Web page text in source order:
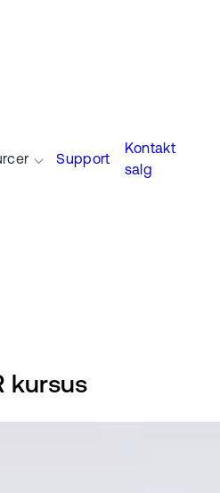
Support
Kontakt
salg
kursus